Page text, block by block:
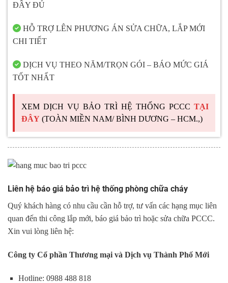
ĐẦY ĐỦ
HỖ TRỢ LÊN PHƯƠNG ÁN SỬA CHỮA, LẮP MỚI
CHI TIẾT
DỊCH VỤ THEO NĂM/TRỌN GÓI – BÁO MỨC GIÁ
TỐT NHẤT
XEM DỊCH VỤ BẢO TRÌ HỆ THỐNG PCCC TẠI
ĐÂY (TOÀN MIỀN NAM/ BÌNH DƯƠNG – HCM.,)
Liên hệ báo giá bảo trì hệ thống phòng chữa cháy
Quý khách hàng có nhu cầu cần hỗ trợ, tư vấn các hạng mục liên
quan đến thi công lắp mới, báo giá bảo trì hoặc sửa chữa PCCC.
Xin vui lòng liên hệ:
Công ty Cổ phần Thương mại và Dịch vụ Thành Phố Mới
Hotline: 0988 488 818